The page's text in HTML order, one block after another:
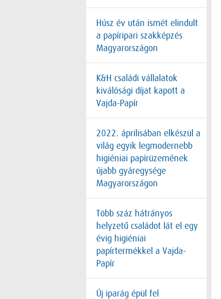
Húsz év után ismét elindult
a papíripari szakképzés
Magyarországon
K&H családi vállalatok
kiválósági díjat kapott a
Vajda-Papír
2022. áprilisában elkészül a
világ egyik legmodernebb
higiéniai papírüzemének
újabb gyáregysége
Magyarországon
Több száz hátrányos
helyzetű családot lát el egy
évig higiéniai
papírtermékkel a Vajda-
Papír
Új iparág épül fel